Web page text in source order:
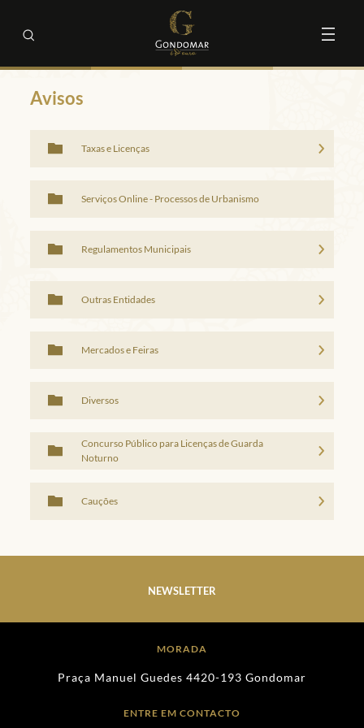
Avisos
Taxas e Licenças
Serviços Online - Processos de Urbanismo
Regulamentos Municipais
Outras Entidades
Mercados e Feiras
Diversos
Concurso Público para Licenças de Guarda
Noturno
Cauções
NEWSLETTER
MORADA
Praça Manuel Guedes 4420-193 Gondomar
ENTRE EM CONTACTO